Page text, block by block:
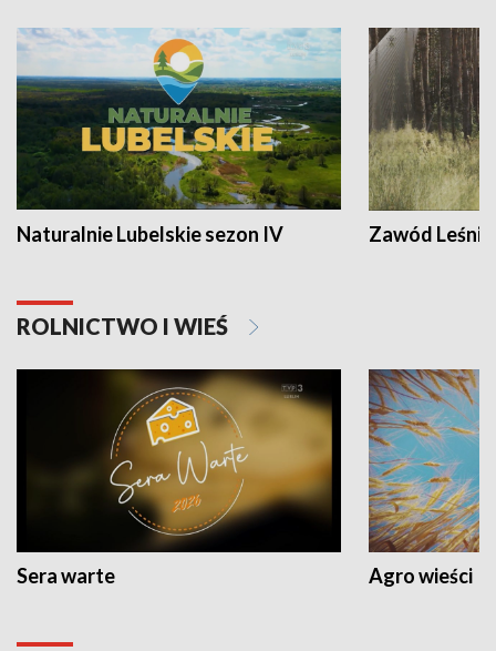
Naturalnie Lubelskie sezon IV Zawód Leśnik
ROLNICTWO I WIEŚ
Sera warte Agro wieści